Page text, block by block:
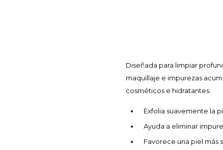
Diseñada para limpiar
maquillaje e impurezas
cosméticos e hidratantes.
Exfolia suavemente la
Ayuda a eliminar
Favorece una piel más